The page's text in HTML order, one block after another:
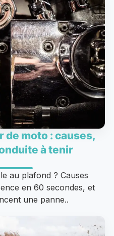
moto : causes,
à tenir
au plafond ? Causes
en 60 secondes, et
une panne..